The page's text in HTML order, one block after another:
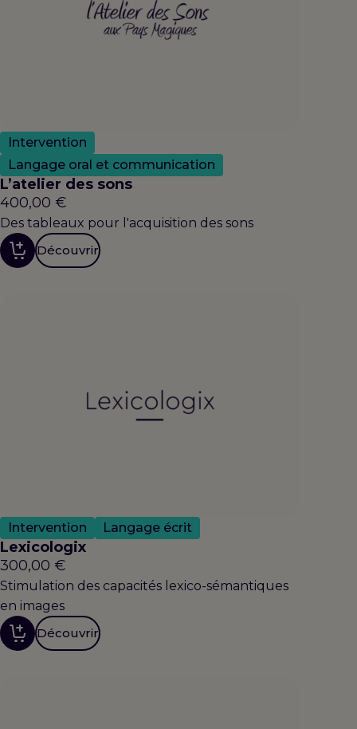
Intervention
Langage oral et communication
L’atelier des sons
400,00 €
Des tableaux pour l'acquisition des sons
Découvrir
Intervention Langage écrit
Lexicologix
300,00 €
Stimulation des capacités lexico-sémantiques
en images
Découvrir